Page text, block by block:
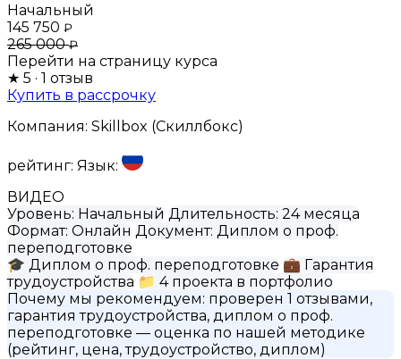
Начальный
145 750 ₽
265 000₽
Перейти на страницу курса
★ 5 · 1 отзыв
Купить в рассрочку
Компания: Skillbox (Скиллбокс)
рейтинг: Язык:
ВИДЕО
Уровень: Начальный Длительность: 24 месяца
Формат: Онлайн Документ: Диплом о проф.
переподготовке
🎓 Диплом о проф. переподготовке 💼 Гарантия
трудоустройства 📁 4 проекта в портфолио
Почему мы рекомендуем: проверен 1 отзывами,
гарантия трудоустройства, диплом о проф.
переподготовке — оценка по нашей методике
(рейтинг, цена, трудоустройство, диплом)